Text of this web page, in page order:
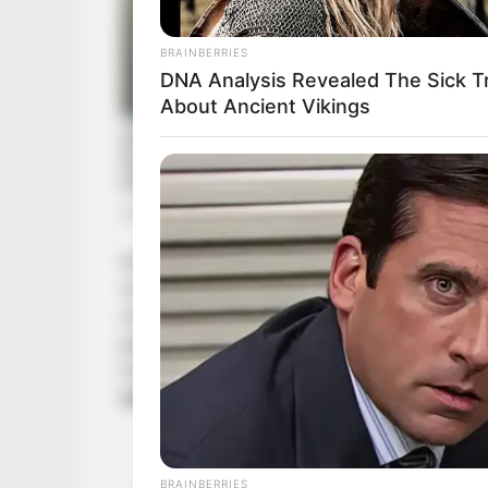
Aunque cada cuerpo es único y
creído que ciertos rasgos físicos
contexto,la forma de las piernas
parte de expertos en lenguaje corporal
interpretaciones, la manera en que se
más sobre ti de lo que imaginas .
BRAINBERRIES
DNA Analysis Revealed The Sick
About Ancient Vikings
BRAINBERRIES